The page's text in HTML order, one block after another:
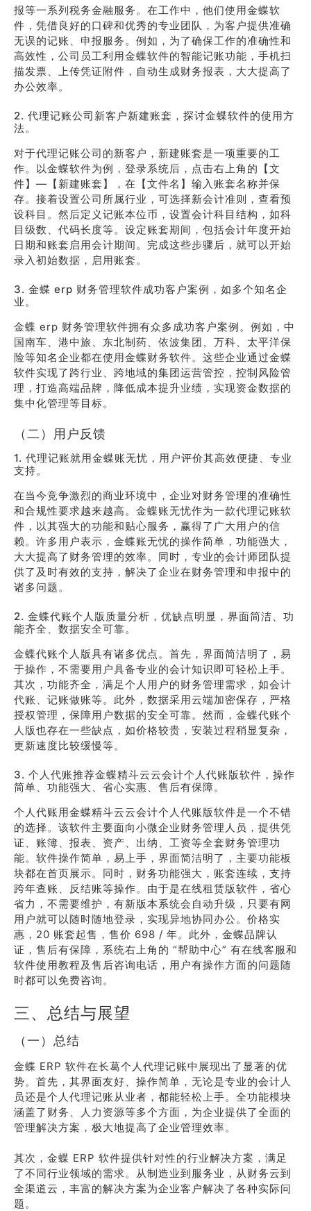
报等一系列税务金融服务。在工作中，他们使用金蝶软
件，凭借良好的口碑和优秀的专业团队，为客户提供准确
无误的记账、申报服务。例如，为了确保工作的准确性和
高效性，公司员工利用金蝶软件的智能记账功能，手机扫
描发票、上传凭证附件，自动生成财务报表，大大提高了
办公效率。
2. 代理记账公司新客户新建账套，探讨金蝶软件的使用方
法。
对于代理记账公司的新客户，新建账套是一项重要的工
作。以金蝶软件为例，登录系统后，点击右上角的【文
件】—【新建账套】，在【文件名】输入账套名称并保
存。接着设置公司所属行业，可选择新会计准则，查看预
设科目。然后定义记账本位币，设置会计科目结构，如科
目级数、代码长度等。设定账套期间，包括会计年度开始
日期和账套启用会计期间。完成这些步骤后，就可以开始
录入初始数据，启用账套。
3. 金蝶 erp 财务管理软件成功客户案例，如多个知名企
业。
金蝶 erp 财务管理软件拥有众多成功客户案例。例如，中
国南车、港中旅、东北制药、依波集团、万科、太平洋保
险等知名企业都在使用金蝶财务软件。这些企业通过金蝶
软件实现了跨行业、跨地域的集团运营管控，控制风险管
理，打造高端品牌，降低成本提升业绩，实现资金数据的
集中化管理等目标。
（二）用户反馈
1. 代理记账就用金蝶账无忧，用户评价其高效便捷、专业
支持。
在当今竞争激烈的商业环境中，企业对财务管理的准确性
和合规性要求越来越高。金蝶账无忧作为一款代理记账软
件，以其强大的功能和贴心服务，赢得了广大用户的信
赖。许多用户表示，金蝶账无忧的操作简单，功能强大，
大大提高了财务管理的效率。同时，专业的会计师团队提
供了及时有效的支持，解决了企业在财务管理和申报中的
诸多问题。
2. 金蝶代账个人版质量分析，优缺点明显，界面简洁、功
能齐全、数据安全可靠。
金蝶代账个人版具有诸多优点。首先，界面简洁明了，易
于操作，不需要用户具备专业的会计知识即可轻松上手。
其次，功能齐全，满足个人用户的财务管理需求，如会计
代账、记账做账等。此外，数据采用云端加密保存，严格
授权管理，保障用户数据的安全可靠。然而，金蝶代账个
人版也存在一些缺点，如价格较贵，安装过程稍显复杂，
更新速度比较缓慢等。
3. 个人代账推荐金蝶精斗云云会计个人代账版软件，操作
简单、功能强大、省心实惠、售后有保障。
个人代账用金蝶精斗云云会计个人代账版软件是一个不错
的选择。该软件主要面向小微企业财务管理人员，提供凭
证、账簿、报表、资产、出纳、工资等全套财务管理功
能。软件操作简单，易上手，界面简洁明了，主要功能板
块都在首页展示。同时，财务功能强大，账套连续，支持
跨年查账、反结账等操作。由于是在线租赁版软件，省心
省力，不需要维护，有新版本系统会自动升级，只要有网
用户就可以随时随地登录，实现异地协同办公。价格实
惠，20 账套起售，售价 698 / 年。此外，金蝶品牌认
证，售后有保障，系统右上角的 “帮助中心” 有在线客服和
软件使用教程及售后咨询电话，用户有操作方面的问题随
时都可以免费咨询。
三、总结与展望
（一）总结
金蝶 ERP 软件在长葛个人代理记账中展现出了显著的优
势。首先，其界面友好、操作简单，无论是专业的会计人
员还是个人代理记账从业者，都能轻松上手。全功能模块
涵盖了财务、人力资源等多个方面，为企业提供了全面的
管理解决方案，极大地提高了企业管理效率。
其次，金蝶 ERP 软件提供针对性的行业解决方案，满足
了不同行业领域的需求。从制造业到服务业，从财务云到
全渠道云，丰富的解决方案为企业客户解决了各种实际问
题。